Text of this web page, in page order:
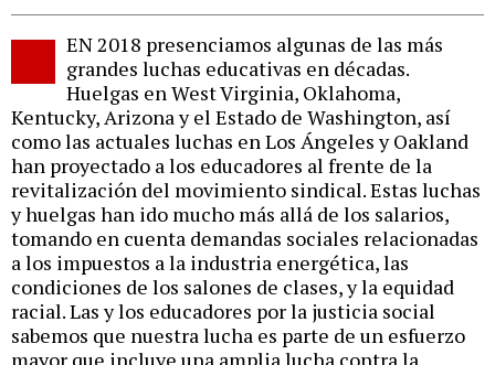
EN 2018 presenciamos algunas de las más
grandes luchas educativas en décadas.
Huelgas en West Virginia, Oklahoma,
Kentucky, Arizona y el Estado de Washington, así
como las actuales luchas en Los Ángeles y Oakland
han proyectado a los educadores al frente de la
revitalización del movimiento sindical. Estas luchas
y huelgas han ido mucho más allá de los salarios,
tomando en cuenta demandas sociales relacionadas
a los impuestos a la industria energética, las
condiciones de los salones de clases, y la equidad
racial. Las y los educadores por la justicia social
sabemos que nuestra lucha es parte de un esfuerzo